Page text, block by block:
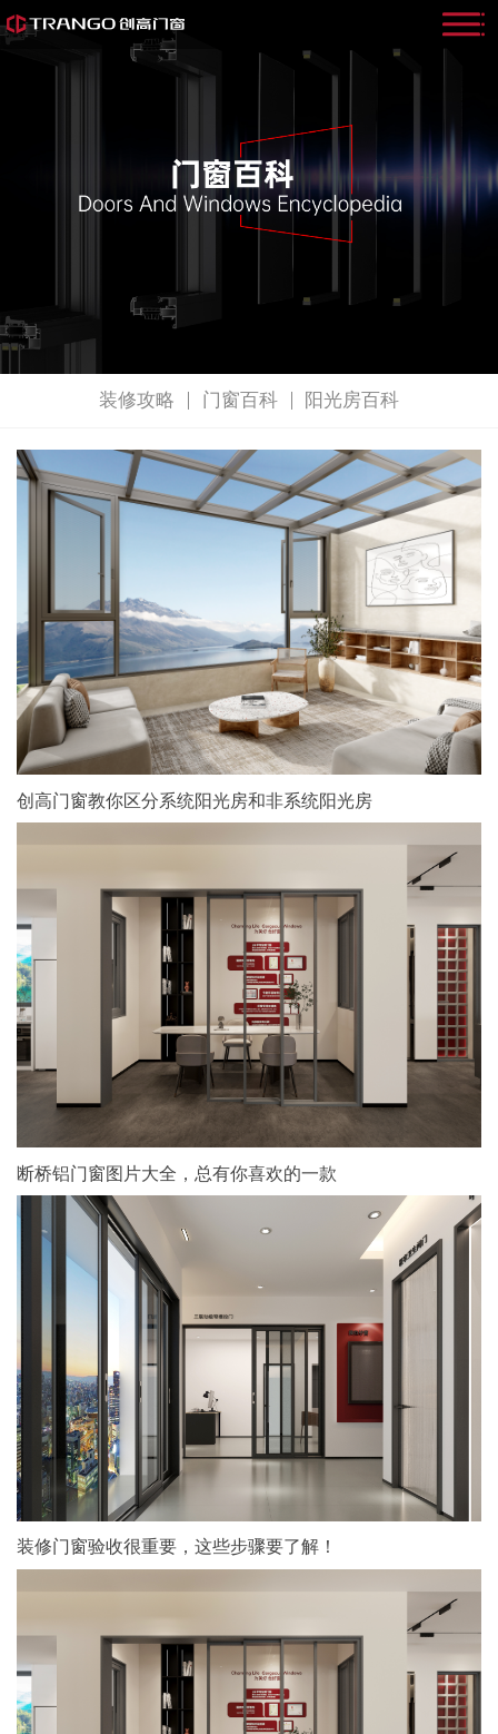
装修攻略 门窗百科 阳光房百科
创高门窗教你区分系统阳光房和非系统阳光房
断桥铝门窗图片大全，总有你喜欢的一款
装修门窗验收很重要，这些步骤要了解！